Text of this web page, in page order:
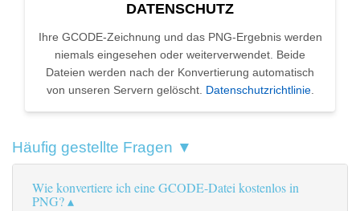
DATENSCHUTZ
Ihre GCODE-Zeichnung und das PNG-Ergebnis werden
niemals eingesehen oder weiterverwendet. Beide
Dateien werden nach der Konvertierung automatisch
von unseren Servern gelöscht. Datenschutzrichtlinie.
Häufig gestellte Fragen ▼
Wie konvertiere ich eine GCODE-Datei kostenlos in
PNG?